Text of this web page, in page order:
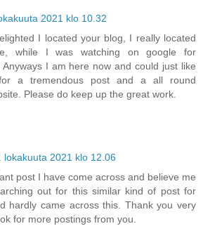
2021 klo 10.32
I located your blog, I really located
while I was watching on google for
I am here now and could just like
a tremendous post and a all round
Please do keep up the great work.
lokakuuta 2021 klo 12.06
post I have come across and believe me
out for this similar kind of post for
hardly came across this. Thank you very
for more postings from you.